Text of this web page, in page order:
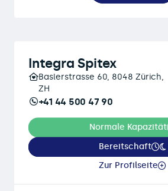
Integra Spitex
Baslerstrasse 60, 8048 Zürich,
ZH
+41 44 500 47 90
Normale Kapazität
Bereitschaft
Zur Profilseite